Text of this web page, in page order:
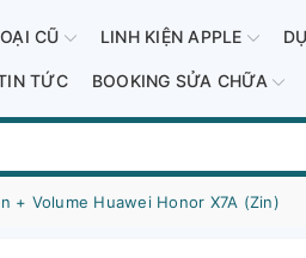
CŨ LINH KIỆN APPLE
TỨC BOOKING SỬA CHỮA
+ Volume Huawei Honor X7A (Zin)